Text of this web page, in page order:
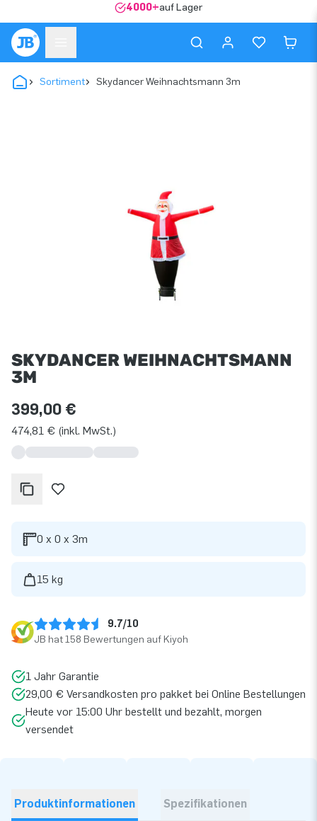
4000+auf Lager
Sortiment Skydancer Weihnachtsmann 3m
SKYDANCER WEIHNACHTSMANN
3M
399,00 €
474,81 € (inkl. MwSt.)
0 x 0 x 3m
15 kg
9.7/10
JB hat 158 Bewertungen auf Kiyoh
1 Jahr Garantie
29,00 € Versandkosten pro pakket bei Online Bestellungen
Heute vor 15:00 Uhr bestellt und bezahlt, morgen
versendet
Produktinformationen Spezifikationen